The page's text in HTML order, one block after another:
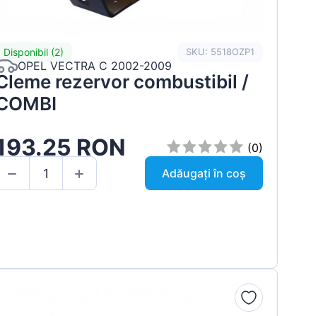
Disponibil (2) SKU: 5518OZP1
OPEL VECTRA C 2002-2009
rezervor combustibil /
RON
(0)
Adăugați în coș